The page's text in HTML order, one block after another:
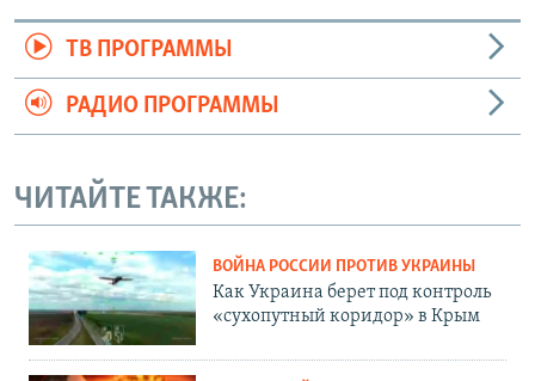
ТВ ПРОГРАММЫ
РАДИО ПРОГРАММЫ
ЧИТАЙТЕ ТАКЖЕ:
ВОЙНА РОССИИ ПРОТИВ УКРАИНЫ
Как Украина берет под контроль
«сухопутный коридор» в Крым